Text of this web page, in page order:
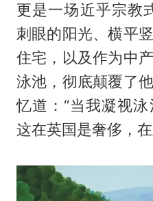
更是一场近乎宗教
刺眼的阳光、横平
住宅，以及作为中
泳池，彻底颠覆了
忆道：“当我凝视
这在英国是奢侈，